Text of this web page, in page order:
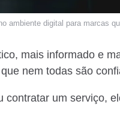
ambiente digital para marcas
mais informado e
nem todas são
contratar um serviço,